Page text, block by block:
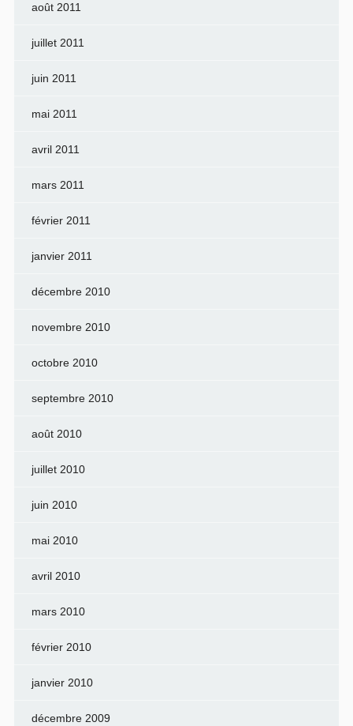
août 2011
juillet 2011
juin 2011
mai 2011
avril 2011
mars 2011
février 2011
janvier 2011
décembre 2010
novembre 2010
octobre 2010
septembre 2010
août 2010
juillet 2010
juin 2010
mai 2010
avril 2010
mars 2010
février 2010
janvier 2010
décembre 2009